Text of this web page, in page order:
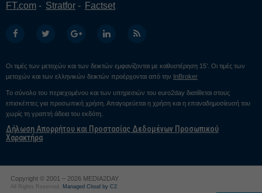
FT.com Stratfor Factset
Οι τιμές των μετοχών και των δεικτών εμφανίζονται με καθυστέρηση 15’. Οι τιμές των
μετοχών και των ελληνικών δεικτών προέρχονται από την InBroker
Το σύνολο του περιεχομένου και των υπηρεσιών του euro2day διατίθεται στους
επισκέπτες για προσωπική χρήση. Απαγορεύεται η χρήση και η επαναδημοσίευσή του
χωρίς τη γραπτή άδεια του εκδότη.
Δήλωση Απορρήτου και Προστασίας Δεδομένων Προσωπικού
Χαρακτήρα
Copyright © 2001 – 2026 MEDIA2DAY
All Rights Reserved. Managed Cloud by C2